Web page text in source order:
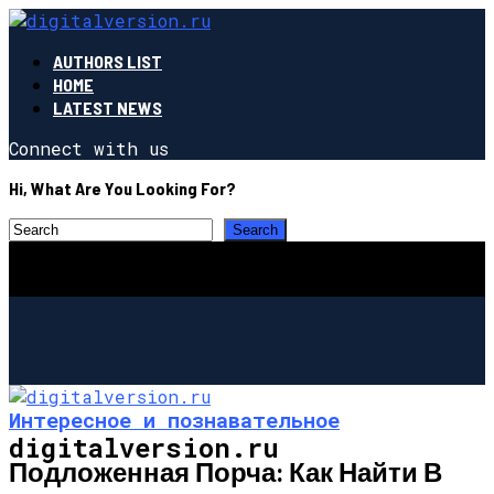
AUTHORS LIST
HOME
LATEST NEWS
Connect with us
Hi, What Are You Looking For?
digitalversion.ru
Интересное и познавательное
Подложенная Порча: Как Найти В